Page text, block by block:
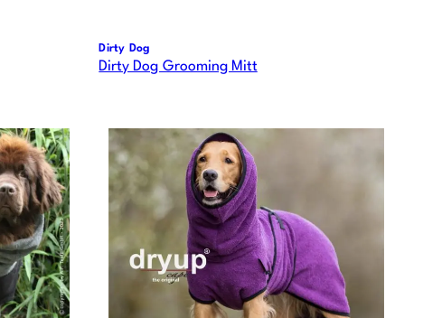
Dirty Dog
Dirty Dog Grooming Mitt